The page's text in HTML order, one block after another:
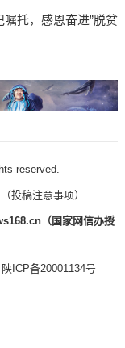
托，感恩奋进”脱贫
reserved.
投稿注意事项）
（国家网信办授
陕ICP备20001134号